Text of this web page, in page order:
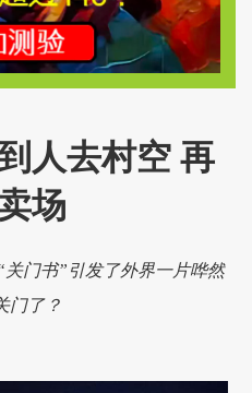
人去村空 再
场‍
关门书”引发了外界一片哗然
门了？